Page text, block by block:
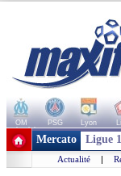
OM PSG Lyon
+ de clubs
Mercato Ligue 1
Actualité |